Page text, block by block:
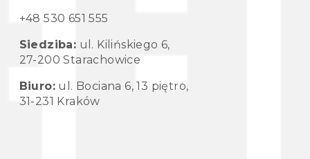
+48 530 651 555
Siedziba: ul. Kilińskiego 6,
27-200 Starachowice
Biuro:ul. Bociana 6, 13 piętro,
31-231 Kraków